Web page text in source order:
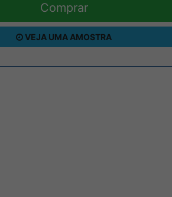
Comprar
VEJA UMA AMOSTRA